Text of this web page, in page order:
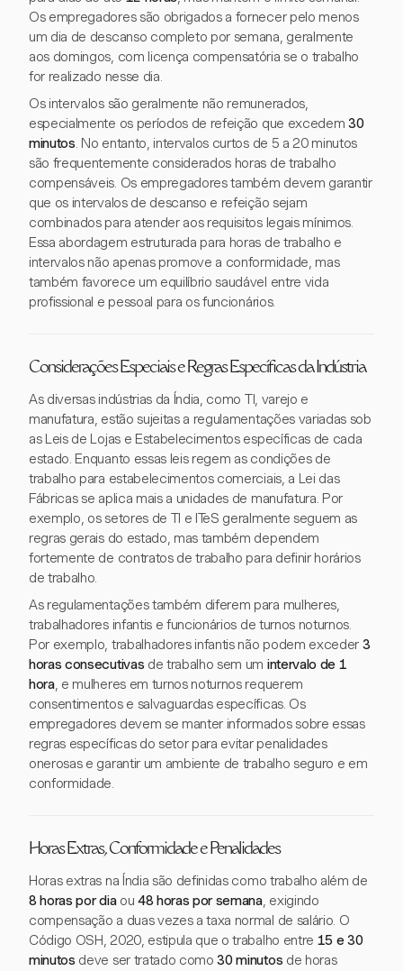
Os empregadores são obrigados a fornecer pelo menos
um dia de descanso completo por semana, geralmente
aos domingos, com licença compensatória se o trabalho
for realizado nesse dia.
Os intervalos são geralmente não remunerados,
especialmente os períodos de refeição que excedem 30
minutos. No entanto, intervalos curtos de 5 a 20 minutos
são frequentemente considerados horas de trabalho
compensáveis. Os empregadores também devem garantir
que os intervalos de descanso e refeição sejam
combinados para atender aos requisitos legais mínimos.
Essa abordagem estruturada para horas de trabalho e
intervalos não apenas promove a conformidade, mas
também favorece um equilíbrio saudável entre vida
profissional e pessoal para os funcionários.
Considerações Especiais e Regras Específicas da Indústria
As diversas indústrias da Índia, como TI, varejo e
manufatura, estão sujeitas a regulamentações variadas sob
as Leis de Lojas e Estabelecimentos específicas de cada
estado. Enquanto essas leis regem as condições de
trabalho para estabelecimentos comerciais, a Lei das
Fábricas se aplica mais a unidades de manufatura. Por
exemplo, os setores de TI e ITeS geralmente seguem as
regras gerais do estado, mas também dependem
fortemente de contratos de trabalho para definir horários
de trabalho.
As regulamentações também diferem para mulheres,
trabalhadores infantis e funcionários de turnos noturnos.
Por exemplo, trabalhadores infantis não podem exceder 3
horas consecutivas de trabalho sem um intervalo de 1
hora, e mulheres em turnos noturnos requerem
consentimentos e salvaguardas específicas. Os
empregadores devem se manter informados sobre essas
regras específicas do setor para evitar penalidades
onerosas e garantir um ambiente de trabalho seguro e em
conformidade.
Horas Extras, Conformidade e Penalidades
Horas extras na Índia são definidas como trabalho além de
8 horas por diaou 48 horas por semana, exigindo
compensação a duas vezes a taxa normal de salário. O
Código OSH, 2020, estipula que o trabalho entre 15 e 30
minutos deve ser tratado como30 minutos de horas